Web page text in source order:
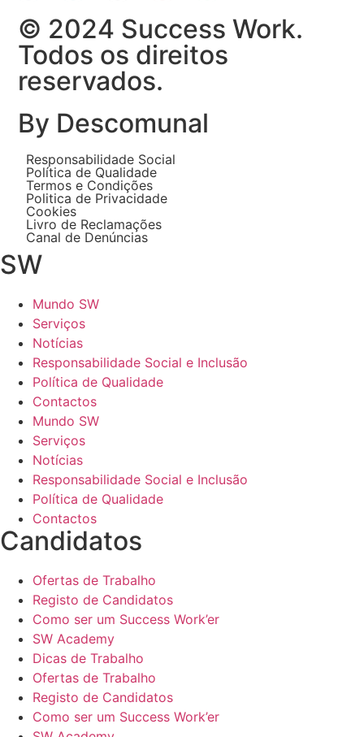
© 2024 Success Work.
Todos os direitos
reservados.
By Descomunal
Responsabilidade Social
Política de Qualidade
Termos e Condições
Politica de Privacidade
Cookies
Livro de Reclamações
Canal de Denúncias
SW
Mundo SW
Serviços
Notícias
Responsabilidade Social e Inclusão
Política de Qualidade
Contactos
Mundo SW
Serviços
Notícias
Responsabilidade Social e Inclusão
Política de Qualidade
Contactos
Candidatos
Ofertas de Trabalho
Registo de Candidatos
Como ser um Success Work’er
SW Academy
Dicas de Trabalho
Ofertas de Trabalho
Registo de Candidatos
Como ser um Success Work’er